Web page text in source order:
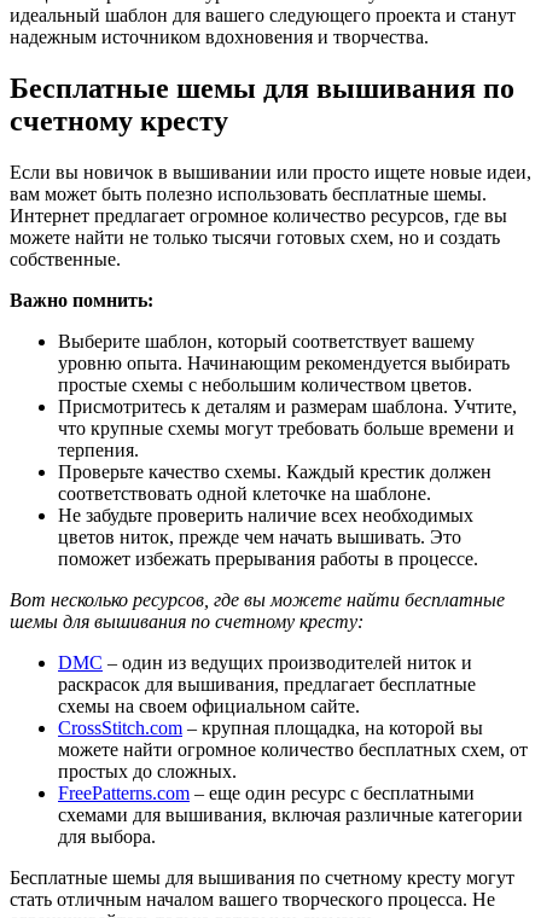
идеальный шаблон для вашего следующего проекта и станут
надежным источником вдохновения и творчества.
Бесплатные шемы для вышивания по
счетному кресту
Если вы новичок в вышивании или просто ищете новые идеи,
вам может быть полезно использовать бесплатные шемы.
Интернет предлагает огромное количество ресурсов, где вы
можете найти не только тысячи готовых схем, но и создать
собственные.
Важно помнить:
Выберите шаблон, который соответствует вашему
уровню опыта. Начинающим рекомендуется выбирать
простые схемы с небольшим количеством цветов.
Присмотритесь к деталям и размерам шаблона. Учтите,
что крупные схемы могут требовать больше времени и
терпения.
Проверьте качество схемы. Каждый крестик должен
соответствовать одной клеточке на шаблоне.
Не забудьте проверить наличие всех необходимых
цветов ниток, прежде чем начать вышивать. Это
поможет избежать прерывания работы в процессе.
Вот несколько ресурсов, где вы можете найти бесплатные
шемы для вышивания по счетному кресту:
DMC – один из ведущих производителей ниток и
раскрасок для вышивания, предлагает бесплатные
схемы на своем официальном сайте.
CrossStitch.com – крупная площадка, на которой вы
можете найти огромное количество бесплатных схем, от
простых до сложных.
FreePatterns.com – еще один ресурс с бесплатными
схемами для вышивания, включая различные категории
для выбора.
Бесплатные шемы для вышивания по счетному кресту могут
стать отличным началом вашего творческого процесса. Не